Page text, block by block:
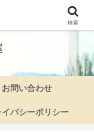
お問い合わせ
イバシーポリシー
検索